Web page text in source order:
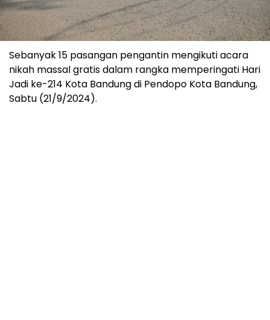
Sebanyak 15 pasangan pengantin mengikuti acara
nikah massal gratis dalam rangka memperingati Hari
Jadi ke-214 Kota Bandung di Pendopo Kota Bandung,
Sabtu (21/9/2024).